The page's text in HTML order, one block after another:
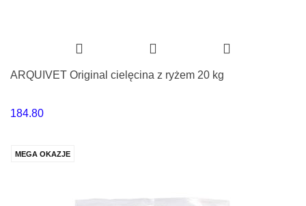
ARQUIVET Original cielęcina z ryżem 20 kg
184.80
MEGA OKAZJE